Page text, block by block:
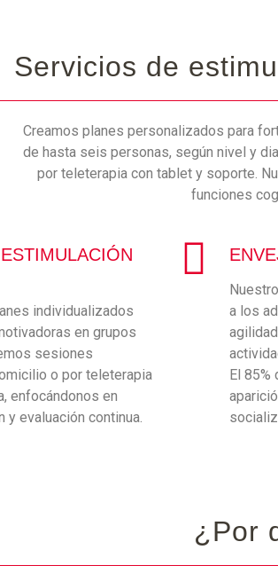
Servicios de
Creamos planes personalizados para
de hasta seis personas, según nivel y
por teleterapia con tablet y soporte.
funciones
individualizados
en grupos
sesiones
o por teleterapia
enfocándonos en
y evaluación continua.
a los
El 85%
¿Por